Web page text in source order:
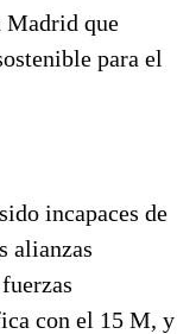
Madrid que
para el
incapaces de
alianzas
con el 15 M, y